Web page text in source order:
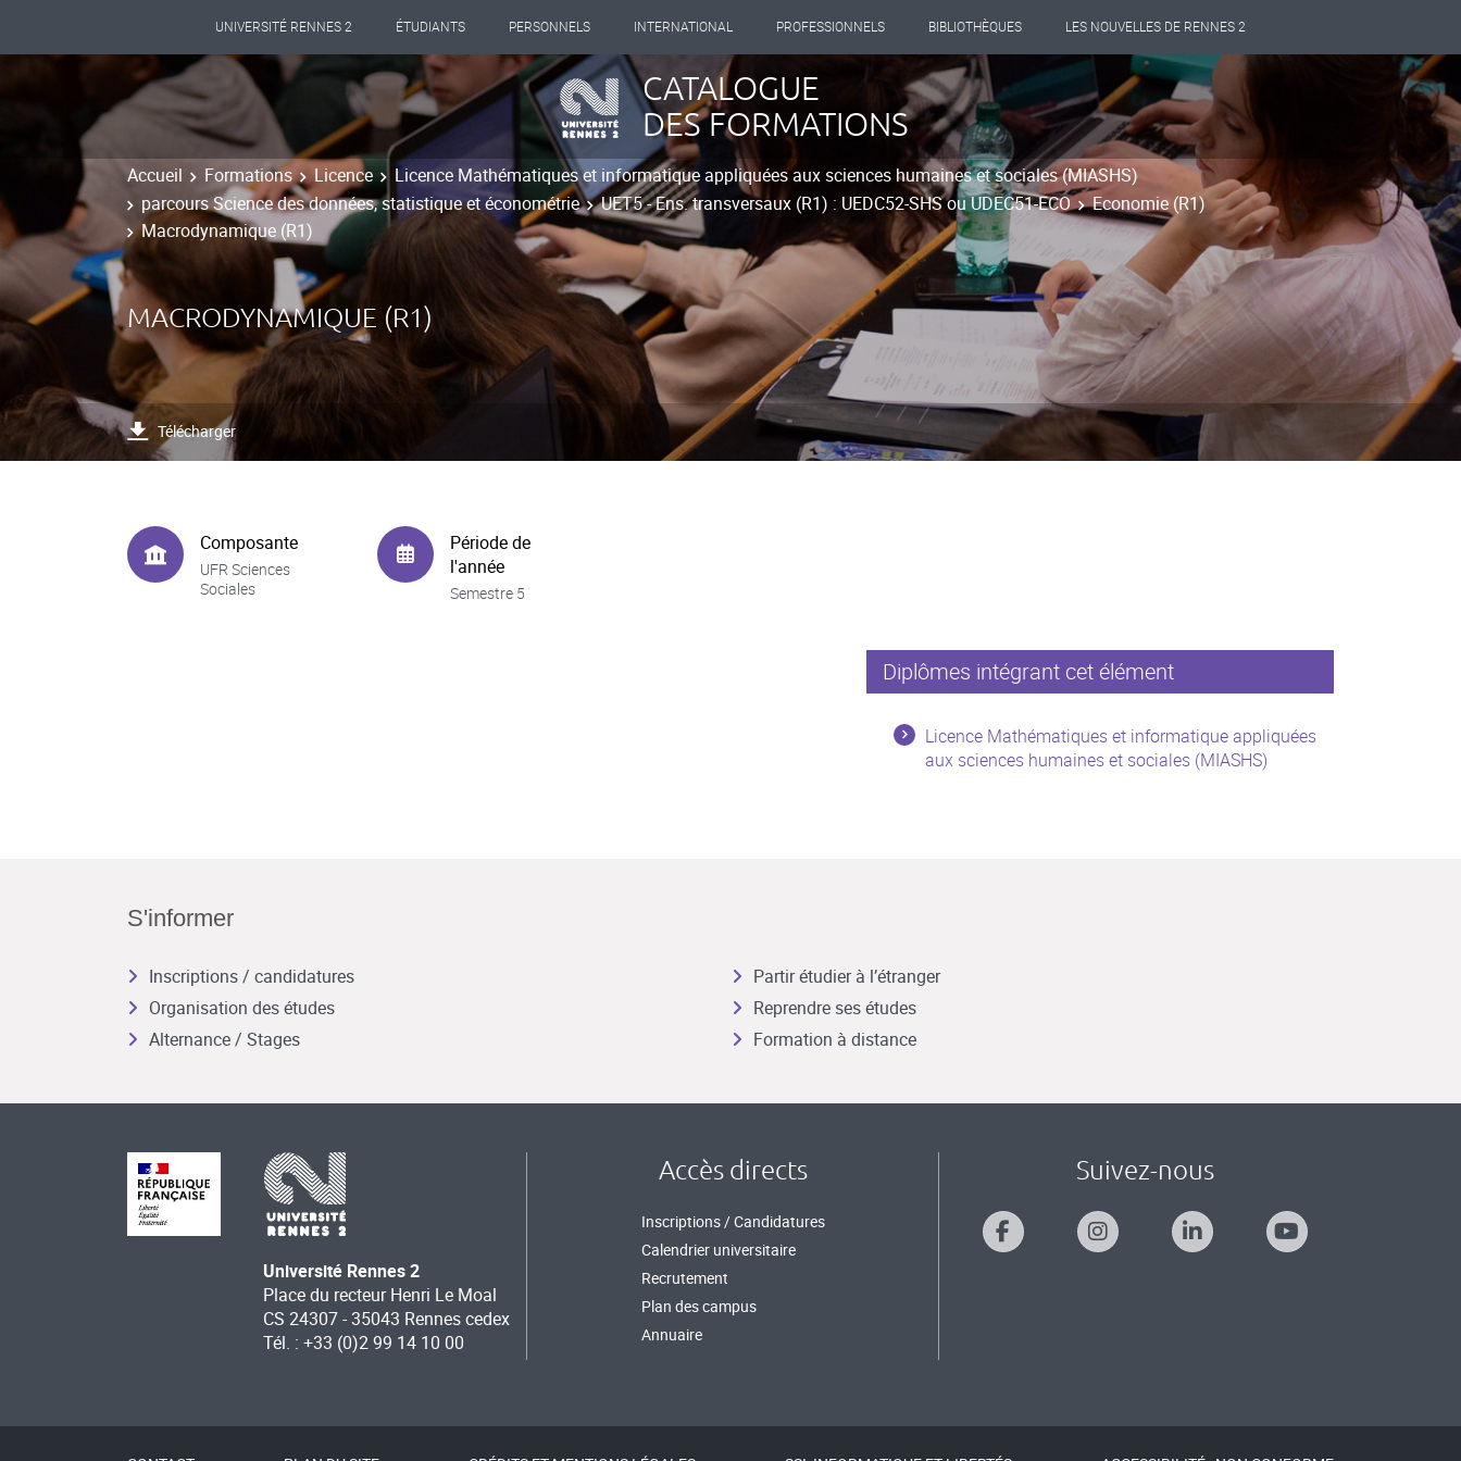
UNIVERSITÉ RENNES 2 ÉTUDIANTS PERSONNELS INTERNATIONAL PROFESSIONNELS BIBLIOTHÈQUES LES NOUVELLES DE RENNES 2
CATALOGUE
DES FORMATIONS
Accueil Formations Licence
Licence Mathématiques et informatique appliquées aux sciences humaines et sociales (MIASHS)
parcours Science des données, statistique et économétrie
UET5 - Ens. transversaux (R1) : UEDC52-SHS ou UDEC51-ECO
Economie (R1)
Macrodynamique (R1)
MACRODYNAMIQUE (R1)
Télécharger
Composante
UFR Sciences
Sociales
Période de
l'année
Semestre 5
Diplômes intégrant cet élément
Licence Mathématiques et informatique appliquées
aux sciences humaines et sociales (MIASHS)
S'informer
Inscriptions / candidatures
Organisation des études
Alternance / Stages
Partir étudier à l’étranger
Reprendre ses études
Formation à distance
Université Rennes 2
Place du recteur Henri Le Moal
CS 24307 - 35043 Rennes cedex
Tél. : +33 (0)2 99 14 10 00
Accès directs
Inscriptions / Candidatures
Calendrier universitaire
Recrutement
Plan des campus
Annuaire
Suivez-nous